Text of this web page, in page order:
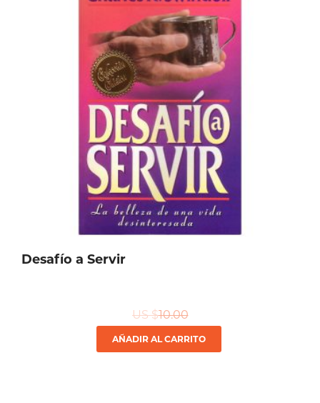
Desafío a Servir
US $10.00
AÑADIR AL CARRITO